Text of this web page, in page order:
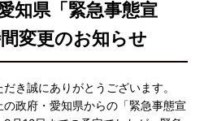
知県「緊急事態宣
変更のお知らせ
き誠にありがとうございます。
政府・愛知県からの「緊急事態宣